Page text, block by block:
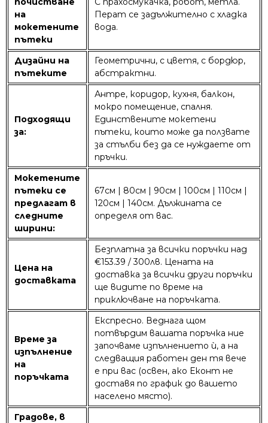
на
мокетените
пътеки
Перат се задължително с хладка
вода.
Дизайни на
пътеките
Геометрични, с цветя, с бордюр,
абстрактни.
Подходящи
за:
Антре, коридор, кухня, балкон,
мокро помещение, спалня.
Единствените мокетени
пътеки, които може да ползвате
за стълби без да се нуждаете от
пръчки.
Мокетените
пътеки се
предлагат в
следните
ширини:
67см | 80см | 90см | 100см | 110см |
120см | 140см. Дължината се
определя от вас.
Цена на
доставката
Безплатна за всички поръчки над
€153.39 / 300лв. Цената на
доставка за всички други поръчки
ще видите по време на
приключване на поръчката.
Време за
изпълнение
на
поръчката
Експресно. Веднага щом
потвърдим вашата поръчка ние
започваме изпълнението ѝ, а на
следващия работен ден тя вече
е при вас (освен, ако Еконт не
доставя по график до вашето
населено място).
Градове, в